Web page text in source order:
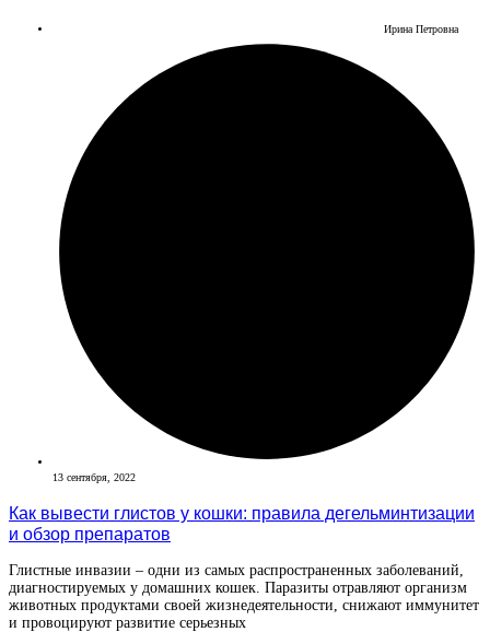
Ирина Петровна
13 сентября, 2022
Как вывести глистов у кошки: правила дегельминтизации
и обзор препаратов
Глистные инвазии – одни из самых распространенных заболеваний,
диагностируемых у домашних кошек. Паразиты отравляют организм
животных продуктами своей жизнедеятельности, снижают иммунитет
и провоцируют развитие серьезных